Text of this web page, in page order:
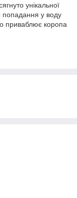
унікальної
попадання у воду
приваблює коропа